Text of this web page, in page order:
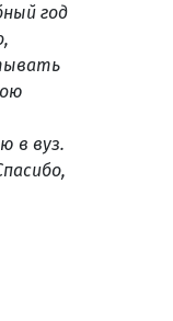
год
в вуз.